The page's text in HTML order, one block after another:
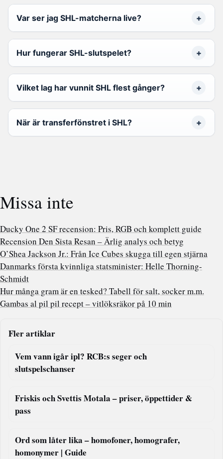
Var ser jag SHL-matcherna live?
Hur fungerar SHL-slutspelet?
Vilket lag har vunnit SHL flest gånger?
När är transferfönstret i SHL?
Missa inte
Ducky One 2 SF recension: Pris, RGB och komplett guide
Recension Den Sista Resan – Ärlig analys och betyg
O’Shea Jackson Jr.: Från Ice Cubes skugga till egen stjärna
Danmarks första kvinnliga statsminister: Helle Thorning-
Schmidt
Hur många gram är en tesked? Tabell för salt, socker m.m.
Gambas al pil pil recept – vitlöksräkor på 10 min
Fler artiklar
Vem vann igår ipl? RCB:s seger och
slutspelschanser
Friskis och Svettis Motala – priser, öppettider &
pass
Ord som låter lika – homofoner, homografer,
homonymer | Guide